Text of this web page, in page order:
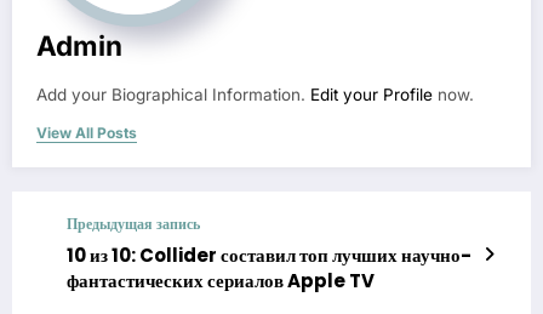
Admin
Add your Biographical Information. Edit your Profile now.
View All Posts
Предыдущая запись
10 из 10: Collider составил топ лучших научно-
фантастических сериалов Apple TV